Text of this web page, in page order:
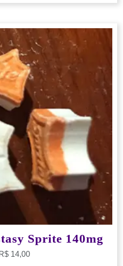
Sprite 140mg
R$14,00